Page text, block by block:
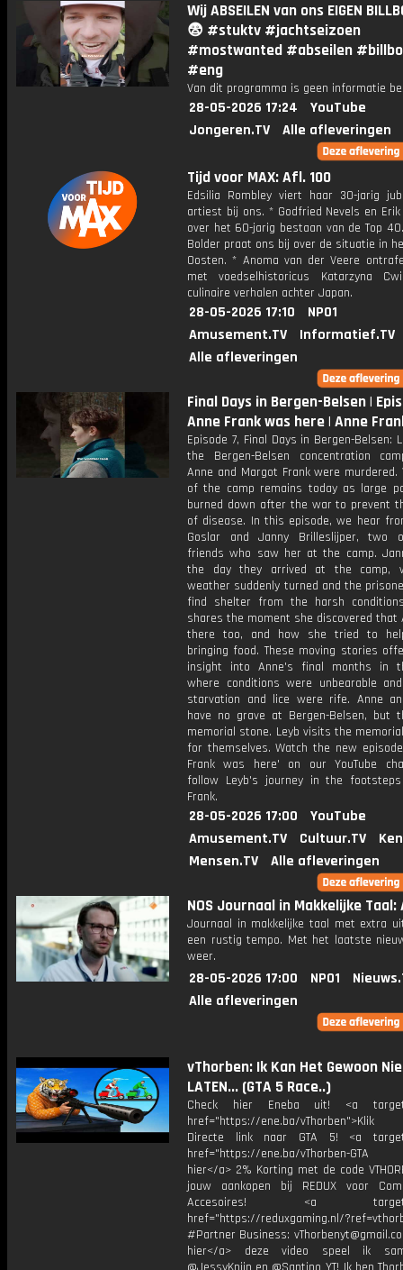
Wij ABSEILEN van ons EIGEN
😨 #stuktv #jachtseizoen
#mostwanted #abseilen
#eng
Van dit programma is geen informatie
28-05-2026 17:24
YouTube
Jongeren.TV
Alle afleveringen
Tijd voor MAX: Afl. 100
Edsilia Rombley viert haar 30-jarig
artiest bij ons. * Godfried Nevels en
over het 60-jarig bestaan van de Top
Bolder praat ons bij over de situatie in
Oosten. * Anoma van der Veere
met voedselhistoricus Katarzyna
culinaire verhalen achter Japan.
28-05-2026 17:10
NPO1
Amusement.TV
Informatief.TV
Alle afleveringen
Final Days in Bergen-Belsen |
Anne Frank was here | Anne
Episode 7, Final Days in Bergen-Belsen:
the Bergen-Belsen concentration
Anne and Margot Frank were
of the camp remains today as large
burned down after the war to prevent
of disease. In this episode, we hear
Goslar and Janny Brilleslijper, two
friends who saw her at the camp.
the day they arrived at the camp,
weather suddenly turned and the
find shelter from the harsh
shares the moment she discovered that
there too, and how she tried to
bringing food. These moving stories
insight into Anne's final months in
where conditions were unbearable
starvation and lice were rife. Anne
have no grave at Bergen-Belsen, but
memorial stone. Leyb visits the
for themselves. Watch the new
Frank was here' on our YouTube
follow Leyb's journey in the
Frank.
28-05-2026 17:00
YouTube
Amusement.TV
Cultuur.TV
Mensen.TV
Alle afleveringen
NOS Journaal in Makkelijke Taal:
Journaal in makkelijke taal met extra
een rustig tempo. Met het laatste
weer.
28-05-2026 17:00 NPO1
Alle afleveringen
vThorben: Ik Kan Het Gewoon
LATEN... (GTA 5 Race..)
Check hier Eneba uit! <a
href="https://ene.ba/
Directe link naar GTA 5! <a
href="https://ene.ba/vThorben-GTA
hier</a> 2% Korting met de code
jouw aankopen bij REDUX voor
Accesoires! <a
href="https://reduxgaming.nl/
#Partner Business:
hier</a> deze video speel ik